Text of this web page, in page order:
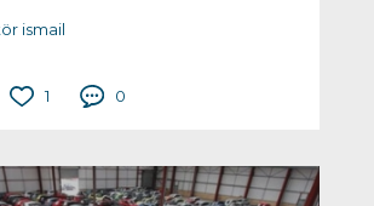
ismail
1 0